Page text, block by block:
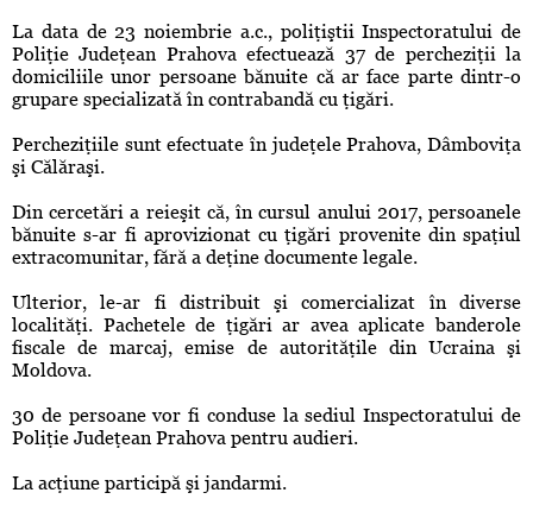
La data de 23 noiembrie a.c., poliţiştii Inspectoratului de
Poliţie Judeţean Prahova efectuează 37 de percheziţii la
domiciliile unor persoane bănuite că ar face parte dintr-o
grupare specializată în contrabandă cu ţigări.
Percheziţiile sunt efectuate în judeţele Prahova, Dâmboviţa
şi Călăraşi.
Din cercetări a reieşit că, în cursul anului 2017, persoanele
bănuite s-ar fi aprovizionat cu ţigări provenite din spaţiul
extracomunitar, fără a deţine documente legale.
Ulterior, le-ar fi distribuit şi comercializat în diverse
localităţi. Pachetele de ţigări ar avea aplicate banderole
fiscale de marcaj, emise de autorităţile din Ucraina şi
Moldova.
30 de persoane vor fi conduse la sediul Inspectoratului de
Poliţie Judeţean Prahova pentru audieri.
La acţiune participă şi jandarmi.